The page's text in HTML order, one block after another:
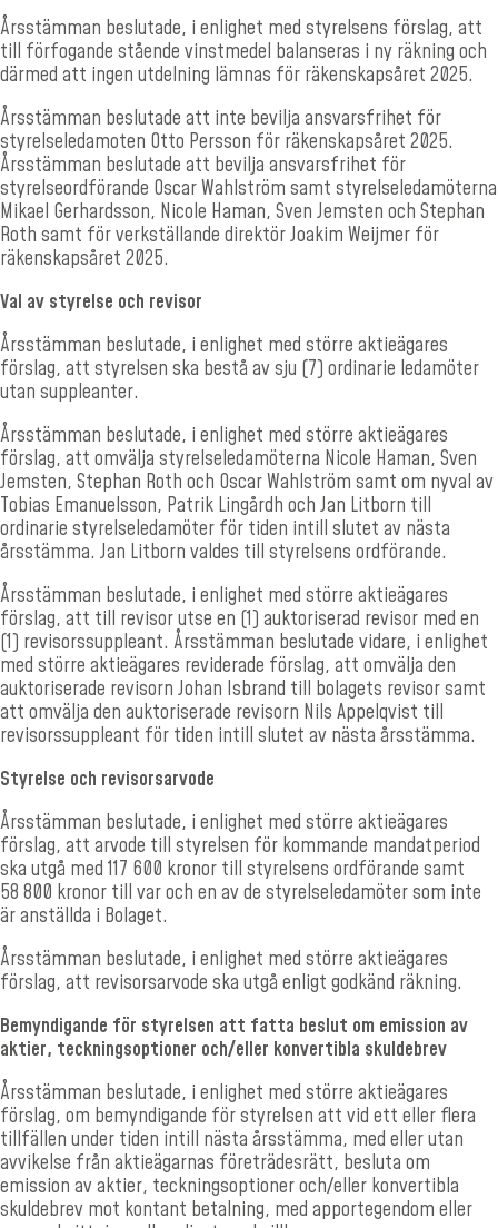
Årsstämman beslutade, i enlighet med styrelsens förslag, att
till förfogande stående vinstmedel balanseras i ny räkning och
därmed att ingen utdelning lämnas för räkenskapsåret 2025.
Årsstämman beslutade att inte bevilja ansvarsfrihet för
styrelseledamoten Otto Persson för räkenskapsåret 2025.
Årsstämman beslutade att bevilja ansvarsfrihet för
styrelseordförande Oscar Wahlström samt styrelseledamöterna
Mikael Gerhardsson, Nicole Haman, Sven Jemsten och Stephan
Roth samt för verkställande direktör Joakim Weijmer för
räkenskapsåret 2025.
Val av styrelse och revisor
Årsstämman beslutade, i enlighet med större aktieägares
förslag, att styrelsen ska bestå av sju (7) ordinarie ledamöter
utan suppleanter.
Årsstämman beslutade, i enlighet med större aktieägares
förslag, att omvälja styrelseledamöterna Nicole Haman, Sven
Jemsten, Stephan Roth och Oscar Wahlström samt om nyval av
Tobias Emanuelsson, Patrik Lingårdh och Jan Litborn till
ordinarie styrelseledamöter för tiden intill slutet av nästa
årsstämma. Jan Litborn valdes till styrelsens ordförande.
Årsstämman beslutade, i enlighet med större aktieägares
förslag, att till revisor utse en (1) auktoriserad revisor med en
(1) revisorssuppleant. Årsstämman beslutade vidare, i enlighet
med större aktieägares reviderade förslag, att omvälja den
auktoriserade revisorn Johan Isbrand till bolagets revisor samt
att omvälja den auktoriserade revisorn Nils Appelqvist till
revisorssuppleant för tiden intill slutet av nästa årsstämma.
Styrelse och revisorsarvode
Årsstämman beslutade, i enlighet med större aktieägares
förslag, att arvode till styrelsen för kommande mandatperiod
ska utgå med 117 600 kronor till styrelsens ordförande samt
58 800 kronor till var och en av de styrelseledamöter som inte
är anställda i Bolaget.
Årsstämman beslutade, i enlighet med större aktieägares
förslag, att revisorsarvode ska utgå enligt godkänd räkning.
Bemyndigande för styrelsen att fatta beslut om emission av
aktier, teckningsoptioner och/eller konvertibla skuldebrev
Årsstämman beslutade, i enlighet med större aktieägares
förslag, om bemyndigande för styrelsen att vid ett eller flera
tillfällen under tiden intill nästa årsstämma, med eller utan
avvikelse från aktieägarnas företrädesrätt, besluta om
emission av aktier, teckningsoptioner och/eller konvertibla
skuldebrev mot kontant betalning, med apportegendom eller